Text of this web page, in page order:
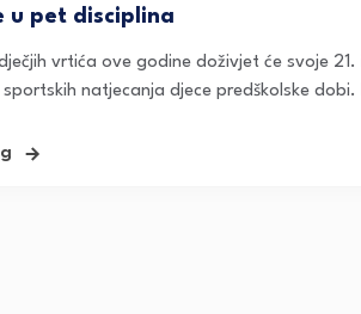
u pet disciplina
vrtića ove godine doživjet će svoje
natjecanja djece predškolske dobi.